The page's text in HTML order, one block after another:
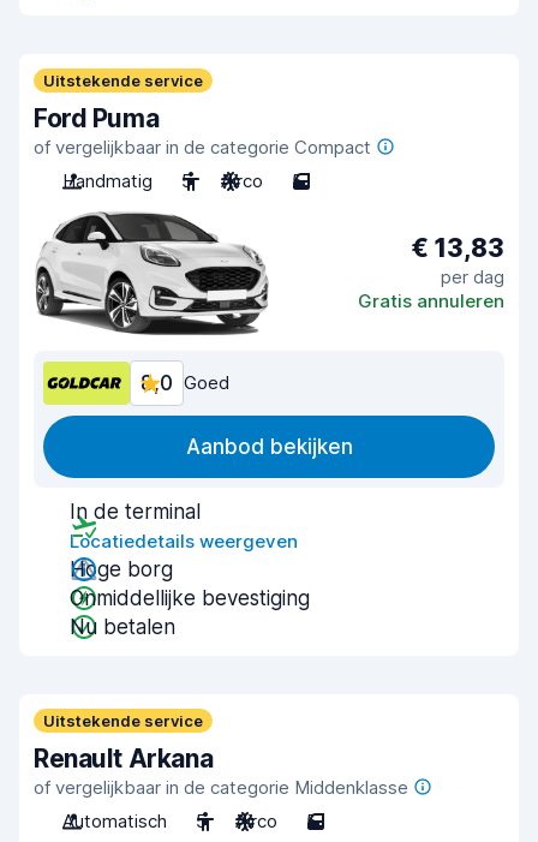
Uitstekende service
Ford Puma
of vergelijkbaar in de categorie Compact
Handmatig
5 Airco 5
€ 13,83
per dag
Gratis annuleren
8,0 Goed
Aanbod bekijken
In de terminal
Locatiedetails weergeven
Hoge borg
Onmiddellijke bevestiging
Nu betalen
Uitstekende service
Renault Arkana
of vergelijkbaar in de categorie Middenklasse
Automatisch
5 Airco 5